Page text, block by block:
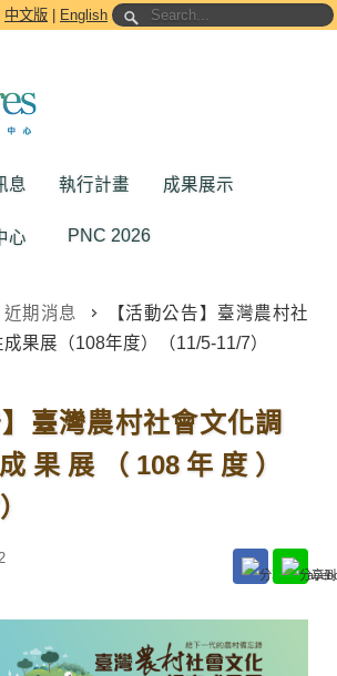
中文版 English
息 執行計畫 成果展示
心 PNC 2026
近期消息
【活動公告】臺灣農村社
果展（108年度）（11/5-11/7）
】臺灣農村社會文化調
果展（108年度）